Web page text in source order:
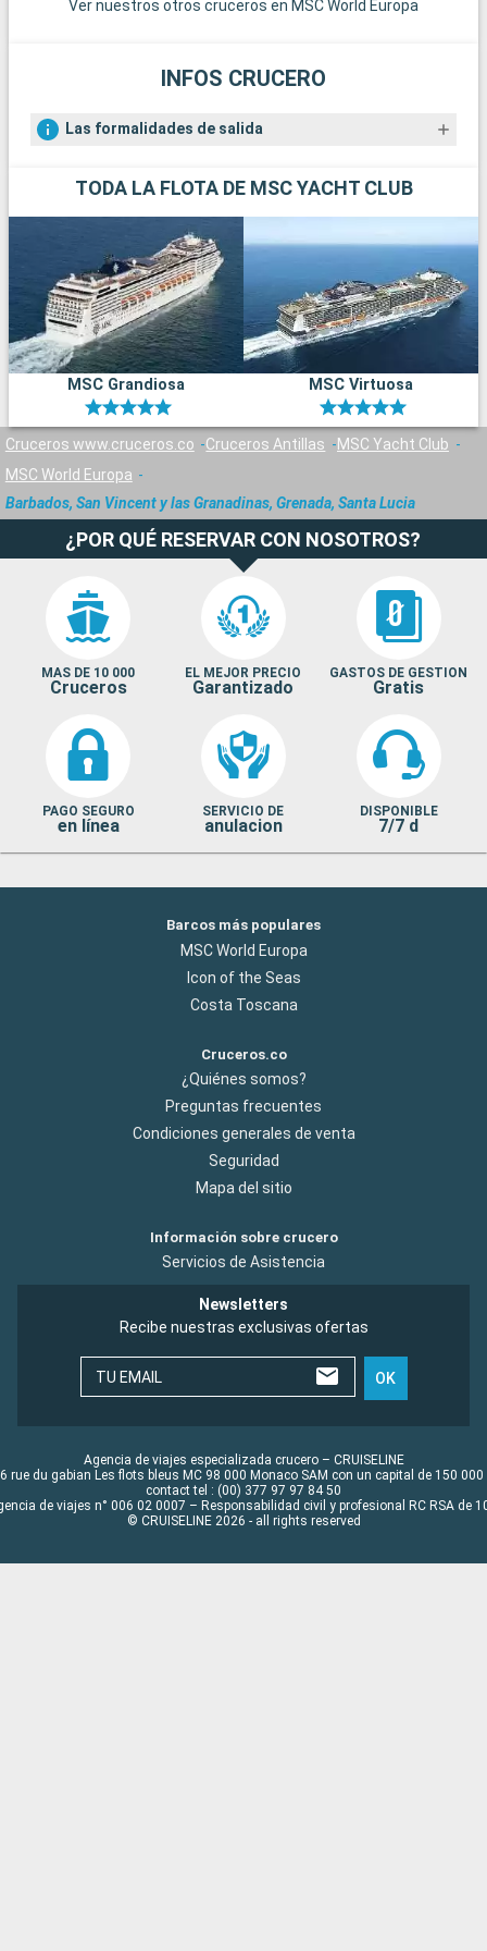
Ver nuestros otros cruceros en MSC World Europa
INFOS CRUCERO
Las formalidades de salida
TODA LA FLOTA DE MSC YACHT CLUB
MSC Grandiosa MSC Virtuosa
Cruceros www.cruceros.co Cruceros Antillas
MSC Yacht Club
MSC World Europa
Barbados, San Vincent y las Granadinas, Grenada, Santa Lucia
¿POR QUÉ RESERVAR CON NOSOTROS?
MAS DE 10 000
Cruceros
EL MEJOR PRECIO
Garantizado
GASTOS DE GESTION
Gratis
PAGO SEGURO
en línea
SERVICIO DE
anulacion
DISPONIBLE
7/7 d
Barcos más populares
MSC World Europa
Icon of the Seas
Costa Toscana
Cruceros.co
¿Quiénes somos?
Preguntas frecuentes
Condiciones generales de venta
Seguridad
Mapa del sitio
Información sobre crucero
Servicios de Asistencia
Newsletters
Recibe nuestras exclusivas ofertas
TU EMAIL OK
Agencia de viajes especializada crucero – CRUISELINE
rue du gabian Les flots bleus MC 98 000 Monaco SAM con un capital de 150 000
contact tel : (00) 377 97 97 84 50
de viajes n° 006 02 0007 – Responsabilidad civil y profesional RC RSA de
© CRUISELINE 2026 - all rights reserved